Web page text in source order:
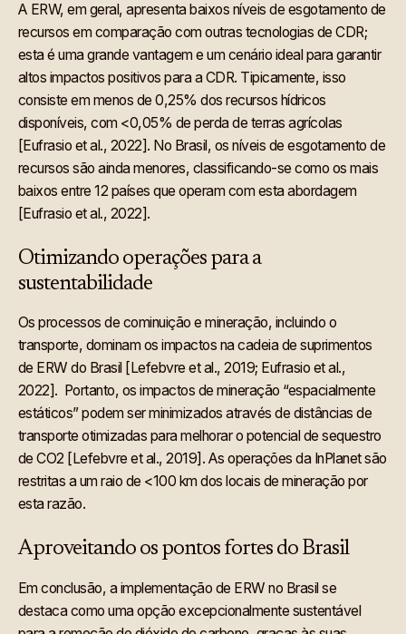
A ERW, em geral, apresenta baixos níveis de esgotamento de
recursos em comparação com outras tecnologias de CDR;
esta é uma grande vantagem e um cenário ideal para garantir
altos impactos positivos para a CDR. Tipicamente, isso
consiste em menos de 0,25% dos recursos hídricos
disponíveis, com <0,05% de perda de terras agrícolas
[Eufrasio et al., 2022]. No Brasil, os níveis de esgotamento de
recursos são ainda menores, classificando-se como os mais
baixos entre 12 países que operam com esta abordagem
[Eufrasio et al., 2022].
Otimizando operações para a
sustentabilidade
Os processos de cominuição e mineração, incluindo o
transporte, dominam os impactos na cadeia de suprimentos
de ERW do Brasil [Lefebvre et al., 2019; Eufrasio et al.,
2022]. Portanto, os impactos de mineração “espacialmente
estáticos” podem ser minimizados através de distâncias de
transporte otimizadas para melhorar o potencial de sequestro
de CO2 [Lefebvre et al., 2019]. As operações da InPlanet são
restritas a um raio de <100 km dos locais de mineração por
esta razão.
Aproveitando os pontos fortes do Brasil
Em conclusão, a implementação de ERW no Brasil se
destaca como uma opção excepcionalmente sustentável